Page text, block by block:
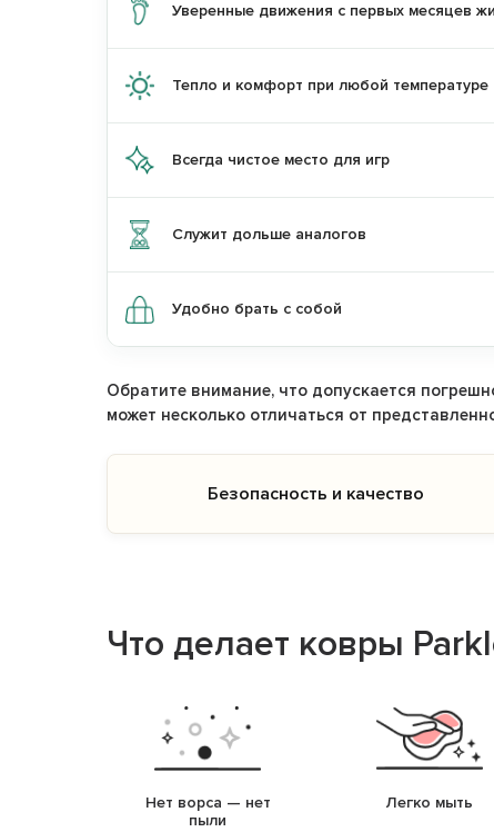
Уверенные движения с первых месяцев
Тепло и комфорт при любой температуре
Всегда чистое место для игр
Служит дольше аналогов
Удобно брать с собой
Обратите внимание, что допускается
может несколько отличаться от
Безопасность и качество
Что делает ковры
Нет ворса — нет
пыли
Легко мыть